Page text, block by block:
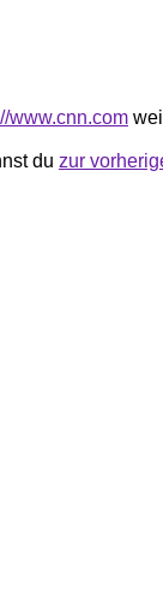
www.cnn.com
du zur